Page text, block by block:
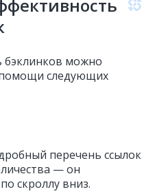
бэклинков можно
следующих
перечень ссылок
— он
скроллу вниз.